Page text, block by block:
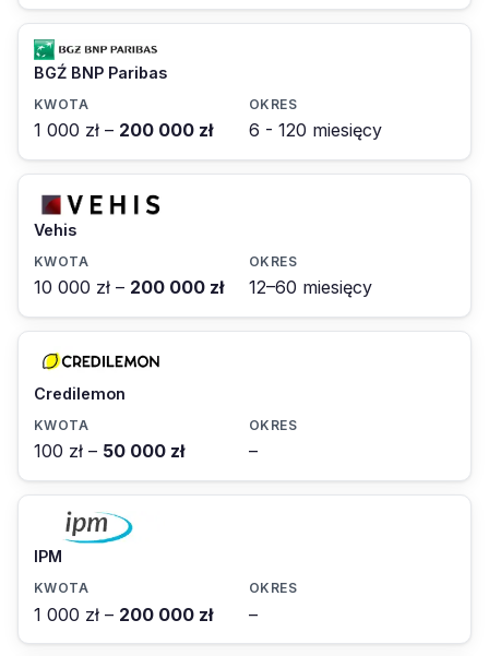
BGŹ BNP Paribas
1 000 zł – 200 000 zł 6 - 120 miesięcy
Vehis
10 000 zł – 200 000 zł 12–60 miesięcy
Credilemon
100 zł – 50 000 zł –
IPM
1 000 zł – 200 000 zł –